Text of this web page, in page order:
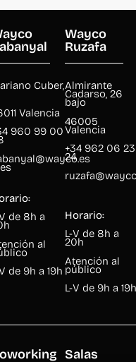
Cuber,
Valencia
960 99 00
de 8h a
al
de 9h a 19h
Wayco
Ruzafa
Almirante
Cadarso, 26
bajo
46005
Valencia
+34 962 06 23
24
Horario:
L-V de 8h a
20h
Atención al
público
L-V de 9h a 19h
Salas